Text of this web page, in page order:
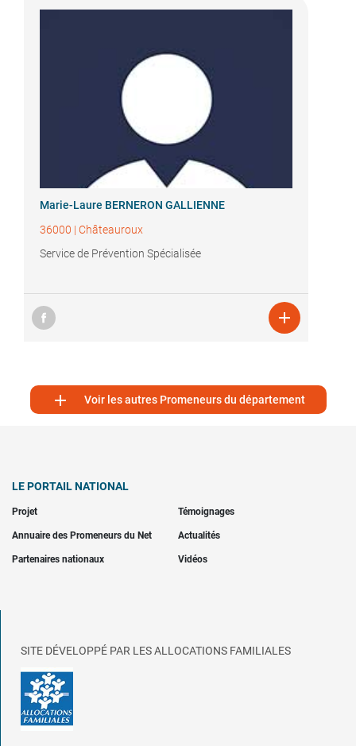
Marie-Laure BERNERON GALLIENNE
36000 | Châteauroux
Service de Prévention Spécialisée

 Voir les autres Promeneurs du département
LE PORTAIL NATIONAL
Projet Témoignages
Annuaire des Promeneurs du Net Actualités
Partenaires nationaux Vidéos
SITE DÉVELOPPÉ PAR LES ALLOCATIONS FAMILIALES